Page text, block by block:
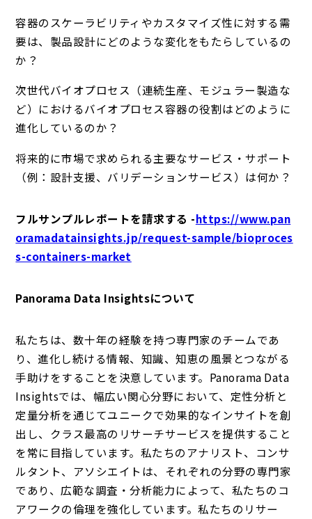
容器のスケーラビリティやカスタマイズ性に対する需
要は、製品設計にどのような変化をもたらしているの
か？
次世代バイオプロセス（連続生産、モジュラー製造な
ど）におけるバイオプロセス容器の役割はどのように
進化しているのか？
将来的に市場で求められる主要なサービス・サポート
（例：設計支援、バリデーションサービス）は何か？
フルサンプルレポートを請求する -https://www.pan
oramadatainsights.jp/request-sample/bioproces
s-containers-market
Panorama Data Insightsについて
私たちは、数十年の経験を持つ専門家のチームであ
り、進化し続ける情報、知識、知恵の風景とつながる
手助けをすることを決意しています。Panorama Data
Insightsでは、幅広い関心分野において、定性分析と
定量分析を通じてユニークで効果的なインサイトを創
出し、クラス最高のリサーチサービスを提供すること
を常に目指しています。私たちのアナリスト、コンサ
ルタント、アソシエイトは、それぞれの分野の専門家
であり、広範な調査・分析能力によって、私たちのコ
アワークの倫理を強化しています。私たちのリサー